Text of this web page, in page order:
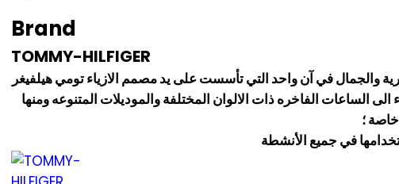
Brand
TOMMY-HILFIGER
والجمال في آن واحد التي تأسست على يد مصمم الازياء تومي هيلفيغر
الساعات الفاخره ذات الالوان المختلفة والموديلات المتنوعه ومنها
؛
في جميع الأنشطة